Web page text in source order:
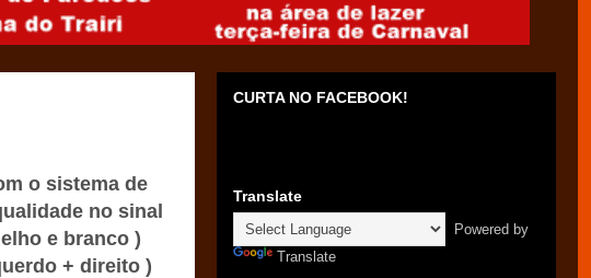
o sistema de
no sinal
e branco )
+ direito )
CURTA NO FACEBOOK!
Translate
Powered by
Translate